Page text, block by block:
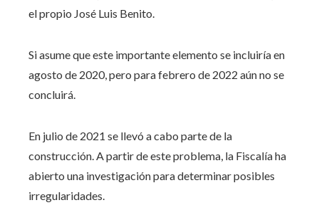
el propio José Luis Benito.
Si asume que este importante elemento se incluiría en
agosto de 2020, pero para febrero de 2022 aún no se
concluirá.
En julio de 2021 se llevó a cabo parte de la
construcción. A partir de este problema, la Fiscalía ha
abierto una investigación para determinar posibles
irregularidades.